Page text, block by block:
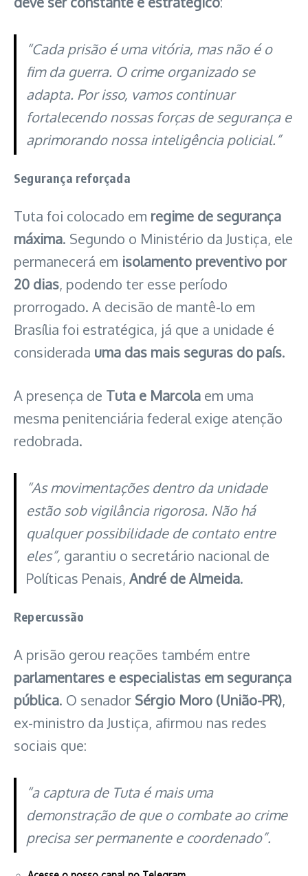
“Cada prisão é uma vitória, mas não é o
fim da guerra. O crime organizado se
adapta. Por isso, vamos continuar
fortalecendo nossas forças de segurança e
aprimorando nossa inteligência policial.”
Segurança reforçada
Tuta foi colocado em regime de segurança
máxima. Segundo o Ministério da Justiça, ele
permanecerá em isolamento preventivo por
20 dias, podendo ter esse período
prorrogado. A decisão de mantê-lo em
Brasília foi estratégica, já que a unidade é
considerada uma das mais seguras do país.
A presença de Tuta e Marcola em uma
mesma penitenciária federal exige atenção
redobrada.
“As movimentações dentro da unidade
estão sob vigilância rigorosa. Não há
qualquer possibilidade de contato entre
eles”, garantiu o secretário nacional de
Políticas Penais, André de Almeida.
Repercussão
A prisão gerou reações também entre
parlamentares e especialistas em segurança
pública. O senador Sérgio Moro (União-PR),
ex-ministro da Justiça, afirmou nas redes
sociais que:
“a captura de Tuta é mais uma
demonstração de que o combate ao crime
precisa ser permanente e coordenado”.